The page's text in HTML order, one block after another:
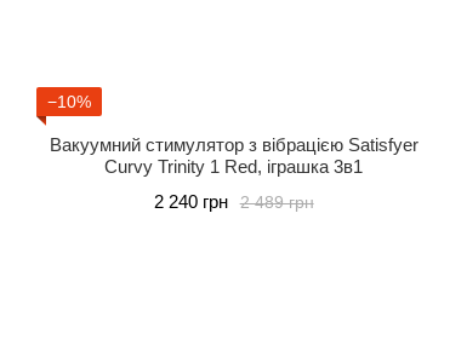
−10%
Вакуумний стимулятор з вібрацією Satisfyer
Curvy Trinity 1 Red, іграшка 3в1
2 489 грн
2 240 грн